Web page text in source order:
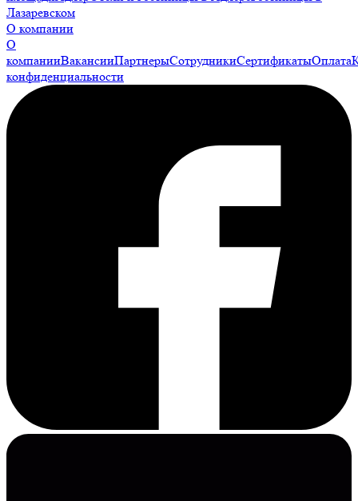
Лазаревском
О компании
О
компанииВакансииПартнерыСотрудникиСертификатыОплата
конфиденциальности